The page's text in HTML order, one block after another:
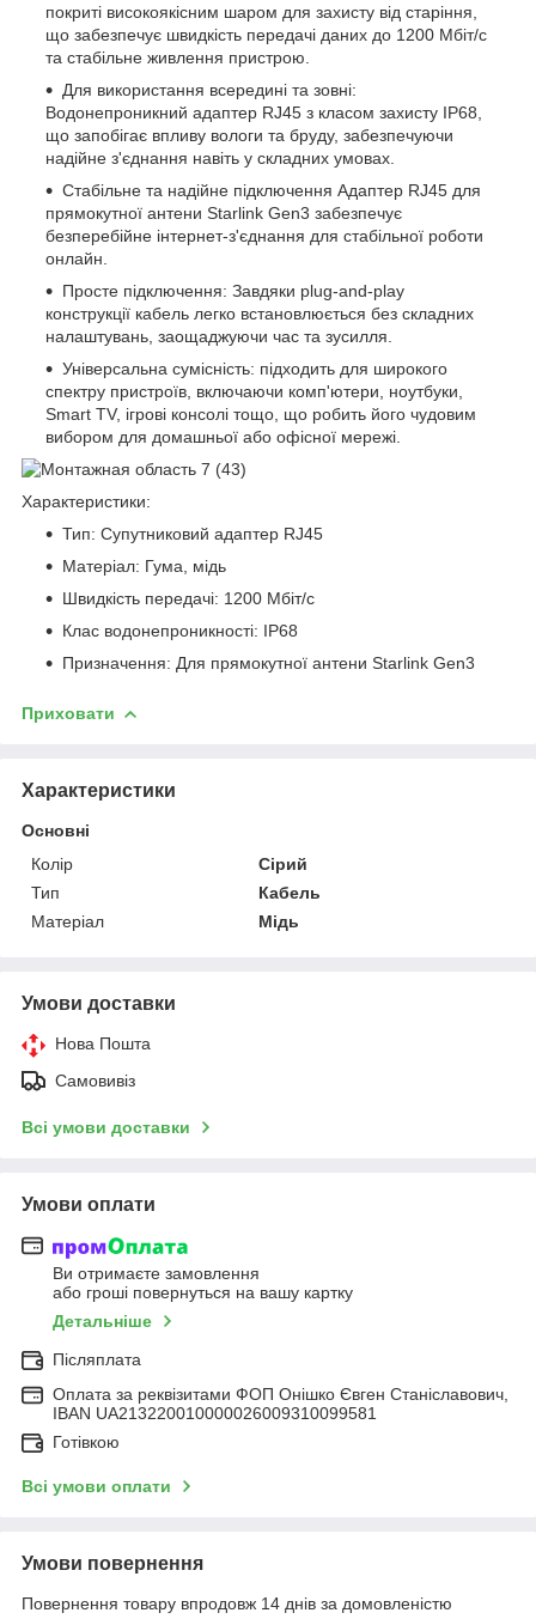
покриті високоякісним шаром для захисту від старіння,
що забезпечує швидкість передачі даних до 1200 Мбіт/с
та стабільне живлення пристрою.
Для використання всередині та зовні:
Водонепроникний адаптер RJ45 з класом захисту IP68,
що запобігає впливу вологи та бруду, забезпечуючи
надійне з'єднання навіть у складних умовах.
Стабільне та надійне підключення Адаптер RJ45 для
прямокутної антени Starlink Gen3 забезпечує
безперебійне інтернет-з'єднання для стабільної роботи
онлайн.
Просте підключення: Завдяки plug-and-play
конструкції кабель легко встановлюється без складних
налаштувань, заощаджуючи час та зусилля.
Універсальна сумісність: підходить для широкого
спектру пристроїв, включаючи комп'ютери, ноутбуки,
Smart TV, ігрові консолі тощо, що робить його чудовим
вибором для домашньої або офісної мережі.
Характеристики:
Тип: Супутниковий адаптер RJ45
Матеріал: Гума, мідь
Швидкість передачі: 1200 Мбіт/с
Клас водонепроникності: IP68
Призначення: Для прямокутної антени Starlink Gen3
Приховати
Характеристики
Основні
Колір
Сірий
Тип
Кабель
Матеріал
Мідь
Умови доставки
Нова Пошта
Самовивіз
Всі умови доставки
Умови оплати
Ви отримаєте замовлення
або гроші повернуться на вашу картку
Детальніше
Післяплата
Оплата за реквізитами ФОП Онішко Євген Станіславович,
IBAN UA213220010000026009310099581
Готівкою
Всі умови оплати
Умови повернення
Повернення товару впродовж 14 днів за домовленістю